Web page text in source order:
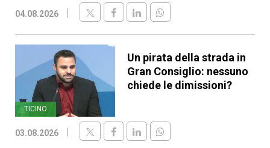
04.08.2026
TICINO
Un pirata della strada in
Gran Consiglio: nessuno
chiede le dimissioni?
03.08.2026